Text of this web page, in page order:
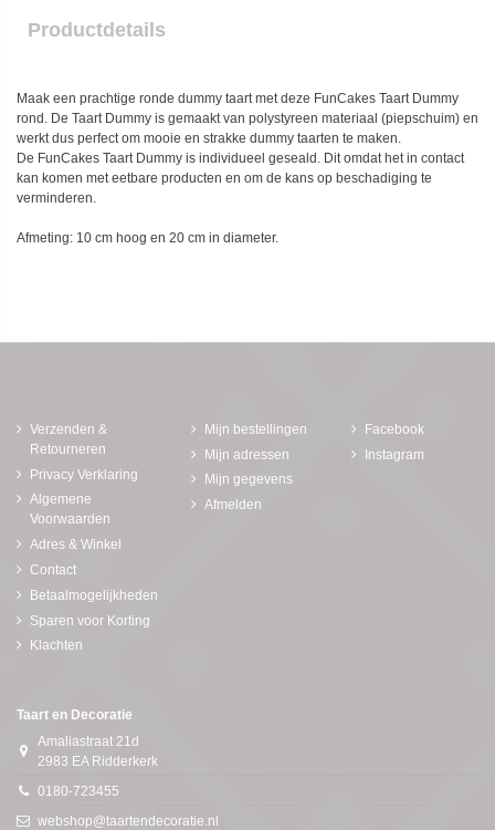
Productdetails
Maak een prachtige ronde dummy taart met deze FunCakes Taart Dummy
rond. De Taart Dummy is gemaakt van polystyreen materiaal (piepschuim) en
werkt dus perfect om mooie en strakke dummy taarten te maken.
De FunCakes Taart Dummy is individueel geseald. Dit omdat het in contact
kan komen met eetbare producten en om de kans op beschadiging te
verminderen.
Afmeting: 10 cm hoog en 20 cm in diameter.
Verzenden &
Retourneren
Privacy Verklaring
Algemene
Voorwaarden
Adres & Winkel
Contact
Betaalmogelijkheden
Sparen voor Korting
Klachten
Mijn bestellingen
Mijn adressen
Mijn gegevens
Afmelden
Facebook
Instagram
Taart en Decoratie
Amaliastraat 21d
2983 EA Ridderkerk
0180-723455
webshop@taartendecoratie.nl